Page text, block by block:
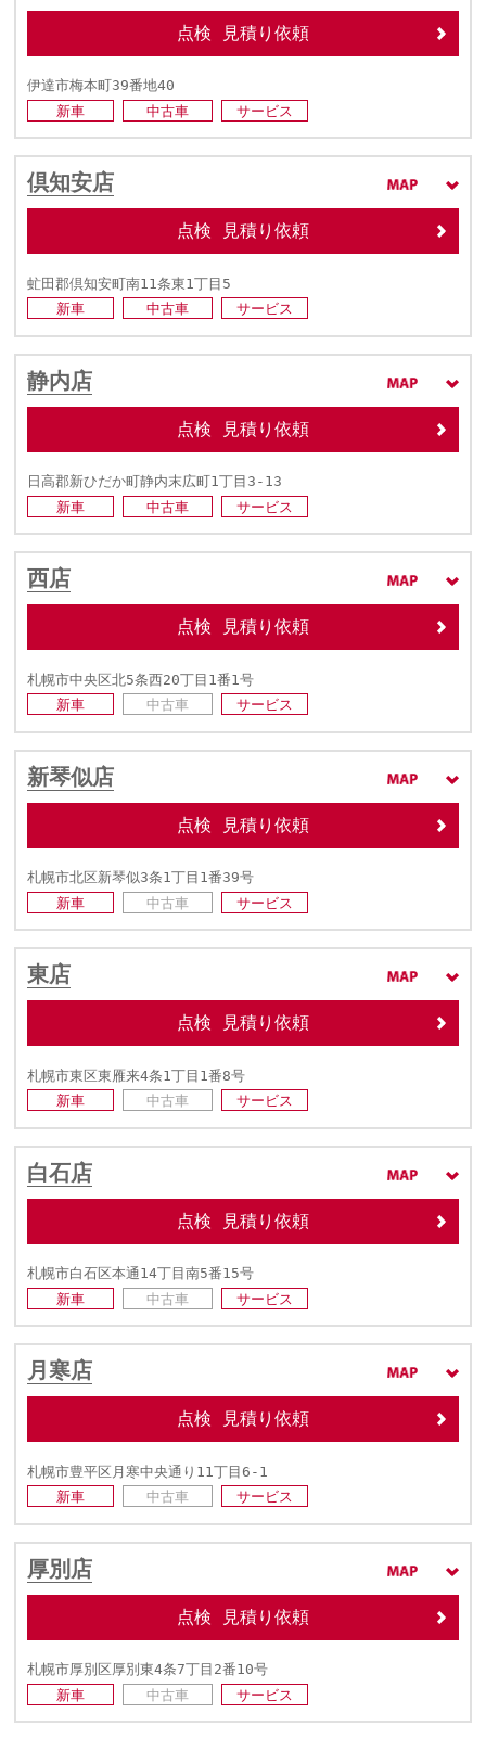
点検 見積り依頼
伊達市梅本町39番地40
新車
中古車 サービス
倶知安店
点検 見積り依頼
虻田郡倶知安町南11条東1丁目5
新車
中古車 サービス
静内店
点検 見積り依頼
日高郡新ひだか町静内末広町1丁目3-13
新車
中古車 サービス
西店
点検 見積り依頼
札幌市中央区北5条西20丁目1番1号
新車
中古車 サービス
新琴似店
点検 見積り依頼
札幌市北区新琴似3条1丁目1番39号
新車
中古車 サービス
東店
点検 見積り依頼
札幌市東区東雁来4条1丁目1番8号
新車
中古車 サービス
白石店
点検 見積り依頼
札幌市白石区本通14丁目南5番15号
新車
中古車 サービス
月寒店
点検 見積り依頼
札幌市豊平区月寒中央通り11丁目6-1
新車
中古車 サービス
厚別店
点検 見積り依頼
札幌市厚別区厚別東4条7丁目2番10号
新車
中古車 サービス